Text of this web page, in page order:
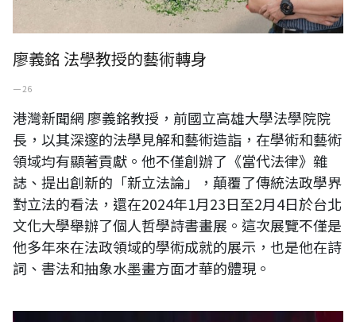
廖義銘 法學教授的藝術轉身
一 26
港灣新聞網 廖義銘教授，前國立高雄大學法學院院
長，以其深邃的法學見解和藝術造詣，在學術和藝術
領域均有顯著貢獻。他不僅創辦了《當代法律》雜
誌、提出創新的「新立法論」，顛覆了傳統法政學界
對立法的看法，還在2024年1月23日至2月4日於台北
文化大學舉辦了個人哲學詩書畫展。這次展覽不僅是
他多年來在法政領域的學術成就的展示，也是他在詩
詞、書法和抽象水墨畫方面才華的體現。
張繼青的藝術魅力